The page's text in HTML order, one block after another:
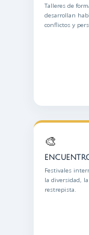
Talleres de
desarrollan
conflictos y
🎨
Festivales
la diversidad,
restrepista.